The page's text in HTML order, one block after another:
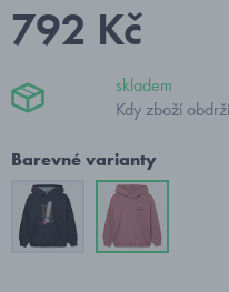
792 Kč
skladem
Kdy zboží
Barevné varianty